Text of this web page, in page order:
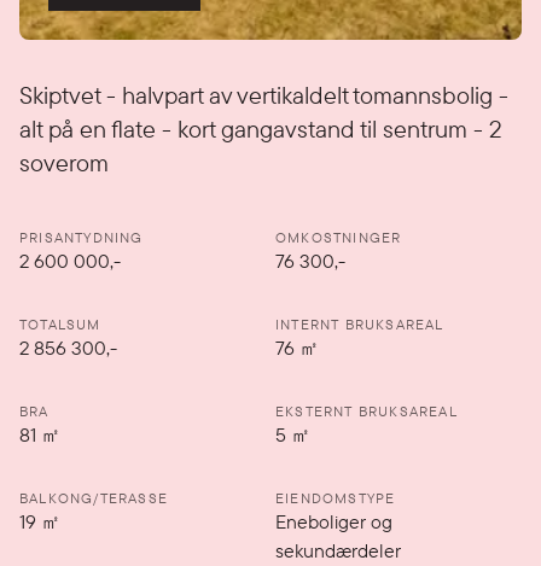
Skiptvet - halvpart av vertikaldelt tomannsbolig -
alt på en flate - kort gangavstand til sentrum - 2
soverom
Detaljer
PRISANTYDNING
2 600 000,-
OMKOSTNINGER
76 300,-
TOTALSUM
2 856 300,-
INTERNT BRUKSAREAL
76 ㎡
BRA
81 ㎡
EKSTERNT BRUKSAREAL
5 ㎡
BALKONG/TERASSE
19 ㎡
EIENDOMSTYPE
Eneboliger og
sekundærdeler